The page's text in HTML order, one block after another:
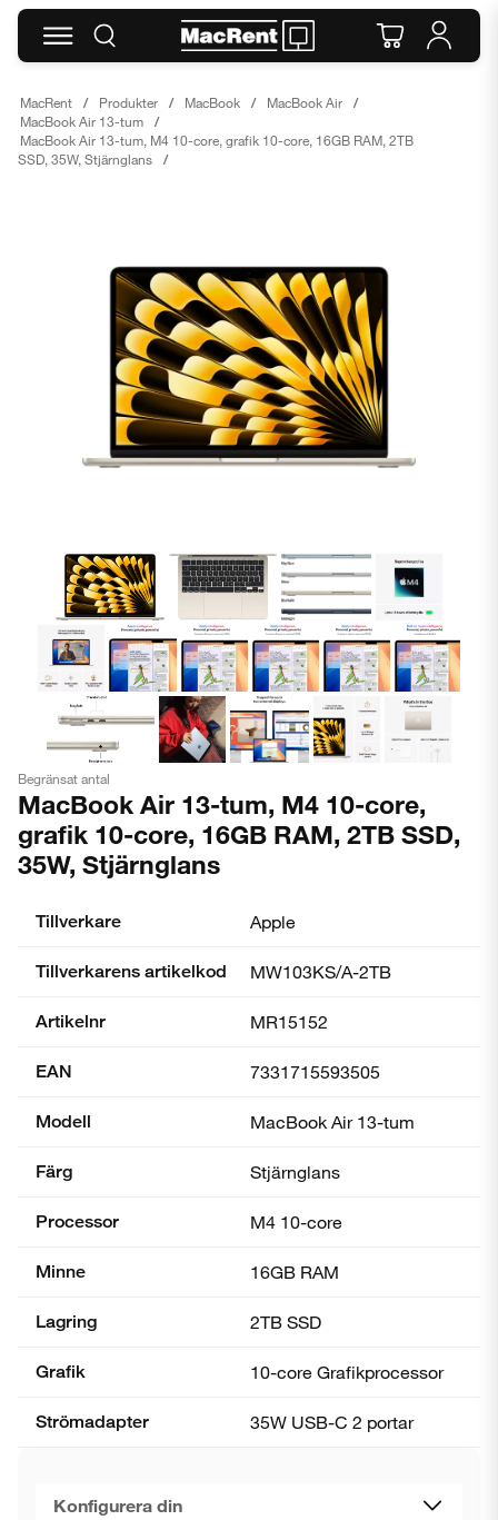
MacRent Produkter MacBook
MacBook Air
MacBook Air 13-tum
MacBook Air 13-tum, M4 10-core, grafik 10-core, 16GB RAM, 2TB
SSD, 35W, Stjärnglans
Begränsat antal
MacBook Air 13-tum, M4 10-core,
grafik 10-core, 16GB RAM, 2TB SSD,
35W, Stjärnglans
Tillverkare Apple
Tillverkarens artikelkod MW103KS/A-2TB
Artikelnr MR15152
EAN 7331715593505
Modell MacBook Air 13-tum
Färg Stjärnglans
Processor M4 10-core
Minne 16GB RAM
Lagring 2TB SSD
Grafik 10-core Grafik­processor
Strömadapter 35W USB-C 2 portar
Konfigurera din